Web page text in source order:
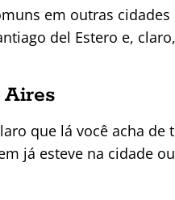
em outras
del Estero e,
Aires
que lá você acha de
já esteve na cidade